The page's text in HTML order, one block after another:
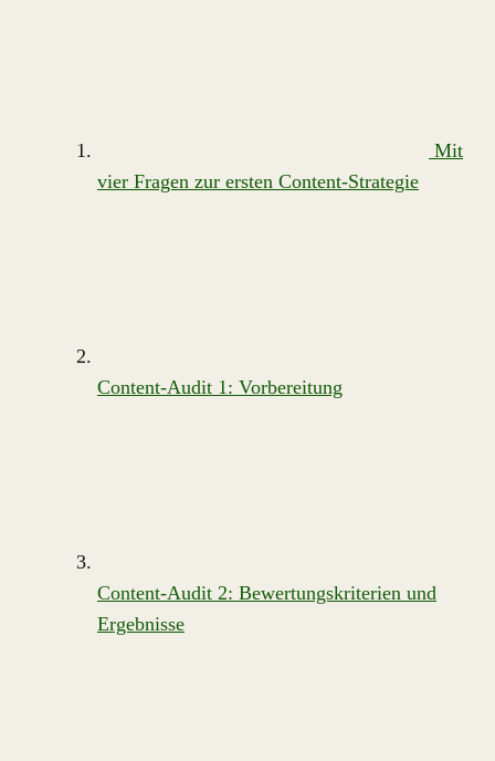
Mit
vier Fragen zur ersten Content-Strategie
Content-Audit 1: Vorbereitung
Content-Audit 2: Bewertungskriterien und
Ergebnisse